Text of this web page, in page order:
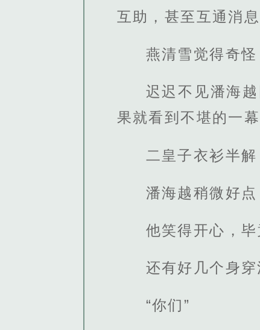
互助，甚至互通消息
燕清雪觉得奇
迟迟不见潘海
果就看到不堪的一幕
二皇子衣衫半
潘海越稍微好点
他笑得开心，毕
还有好几个身
“你们”